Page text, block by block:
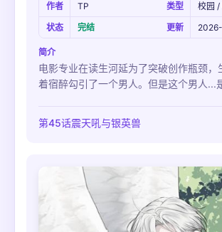
作者 TP 类型
校园 /
状态
完结 更新
简介
电影专业在读生河延为了突破创作瓶颈，
着宿醉勾引了一个男人。但是这个男人...
近，甚至还帮河延一起拍电影....
第45话震天吼与银英兽